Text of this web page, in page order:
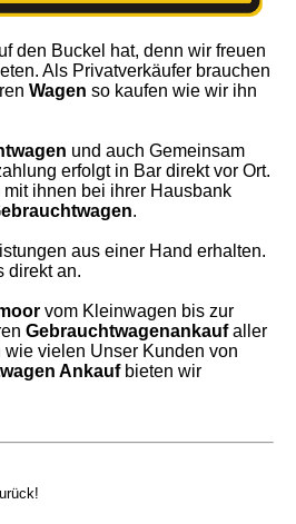
den Buckel hat, denn wir freuen
Als Privatverkäufer brauchen
Wagen so kaufen wie wir ihn
und auch Gemeinsam
erfolgt in Bar direkt vor Ort.
ihnen bei ihrer Hausbank
.
aus einer Hand erhalten.
direkt an.
vom Kleinwagen bis zur
Gebrauchtwagenankaufaller
vielen Unser Kunden von
Ankaufbieten wir